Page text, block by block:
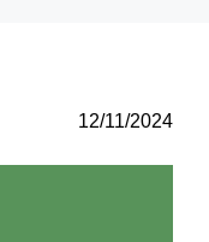
12/11/2024